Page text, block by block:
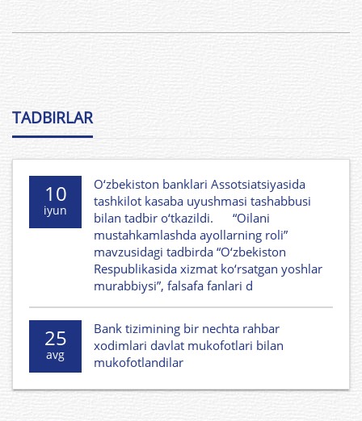
TADBIRLAR
10
iyun
O‘zbekiston banklari Assotsiatsiyasida
tashkilot kasaba uyushmasi tashabbusi
bilan tadbir o‘tkazildi. “Oilani
mustahkamlashda ayollarning roli”
mavzusidagi tadbirda “O‘zbekiston
Respublikasida xizmat ko‘rsatgan yoshlar
murabbiysi”, falsafa fanlari d
25
avg
Bank tizimining bir nechta rahbar
xodimlari davlat mukofotlari bilan
mukofotlandilar